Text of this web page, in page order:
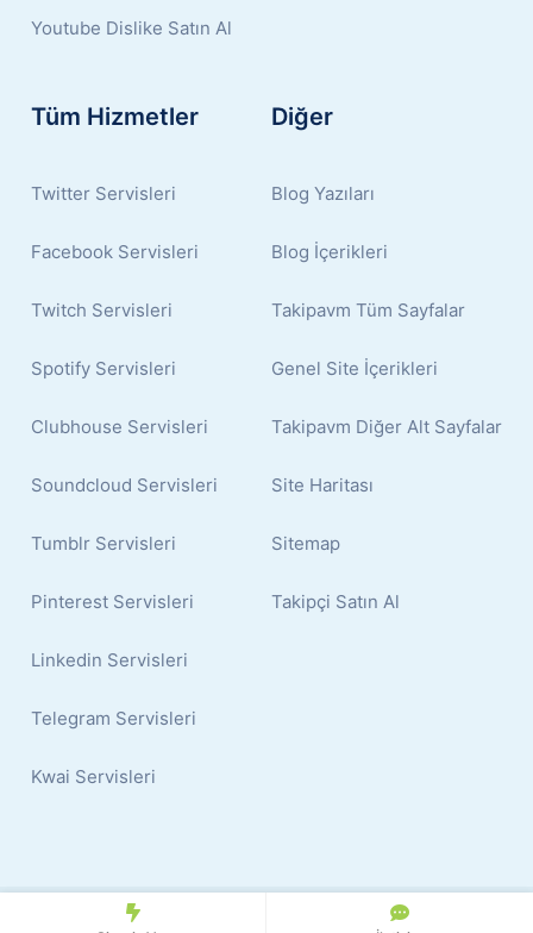
Youtube Dislike Satın Al
Tüm Hizmetler
Twitter Servisleri
Facebook Servisleri
Twitch Servisleri
Spotify Servisleri
Clubhouse Servisleri
Soundcloud Servisleri
Tumblr Servisleri
Pinterest Servisleri
Linkedin Servisleri
Telegram Servisleri
Kwai Servisleri
Diğer
Blog Yazıları
Blog İçerikleri
Takipavm Tüm Sayfalar
Genel Site İçerikleri
Takipavm Diğer Alt Sayfalar
Site Haritası
Sitemap
Takipçi Satın Al
© 2024 Copyright: İnstagram Takipçi Satın Al